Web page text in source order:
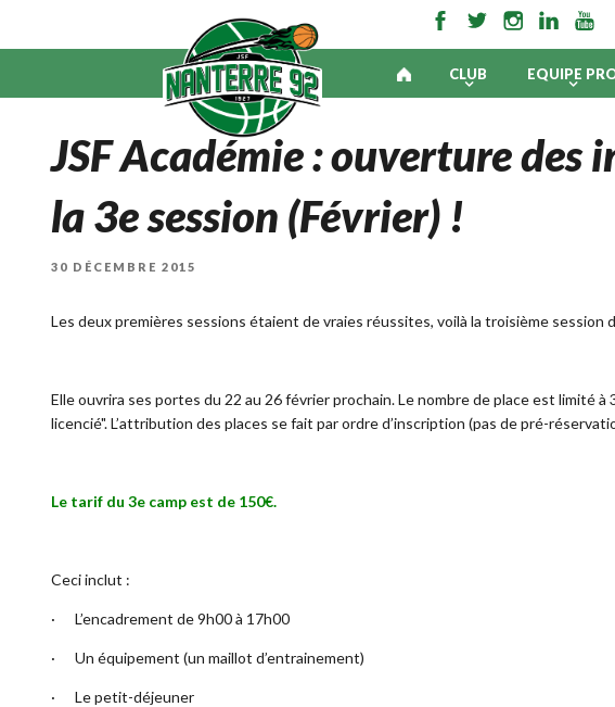
CLUB EQUIPE
JSF Académie : ouverture des
la 3e session (Février) !
PUBLIÉ
30 DÉCEMBRE 2015
Les deux premières sessions étaient de vraies réussites, voilà la troisième session
Elle ouvrira ses portes du 22 au 26 février prochain. Le nombre de place est limité
licencié". L’attribution des places se fait par ordre d’inscription (pas de pré-
Le tarif du 3e camp est de 150€.
Ceci inclut :
· L’encadrement de 9h00 à 17h00
· Un équipement (un maillot d’entrainement)
· Le petit-déjeuner